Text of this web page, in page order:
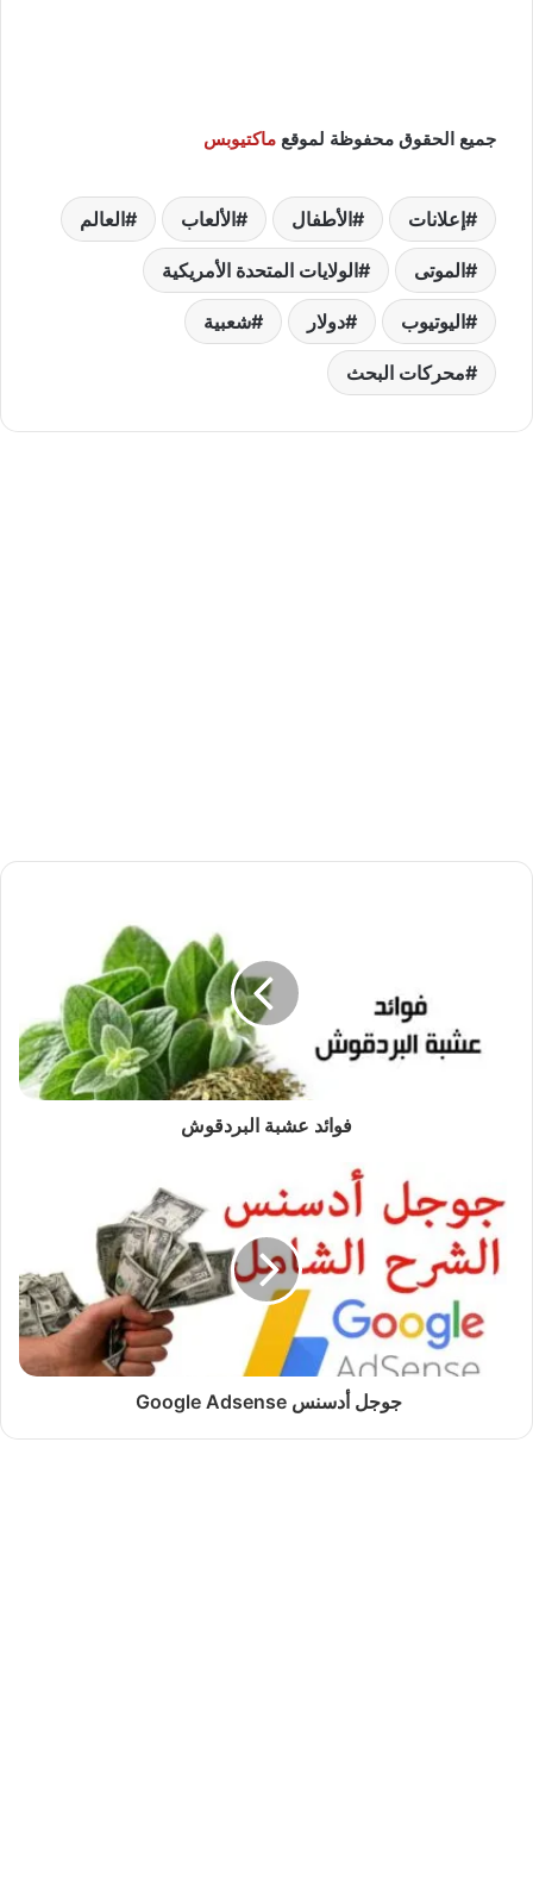
جميع الحقوق محفوظة لموقع ماكتيوبس
إعلانات الأطفال الألعاب العالم
الموتى الولايات المتحدة الأمريكية
اليوتيوب دولار شعبية
محركات البحث
فوائد عشبة البردقوش
جوجل أدسنس Google Adsense